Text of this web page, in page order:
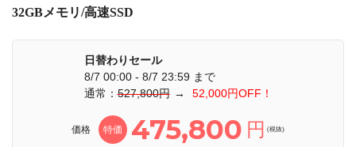
32GBメモリ/高速SSD
日替わりセール
8/7 00:00 - 8/7 23:59 まで
通常：527,800円 → 52,000円OFF！
価格 特価 475,800 円 (税抜)